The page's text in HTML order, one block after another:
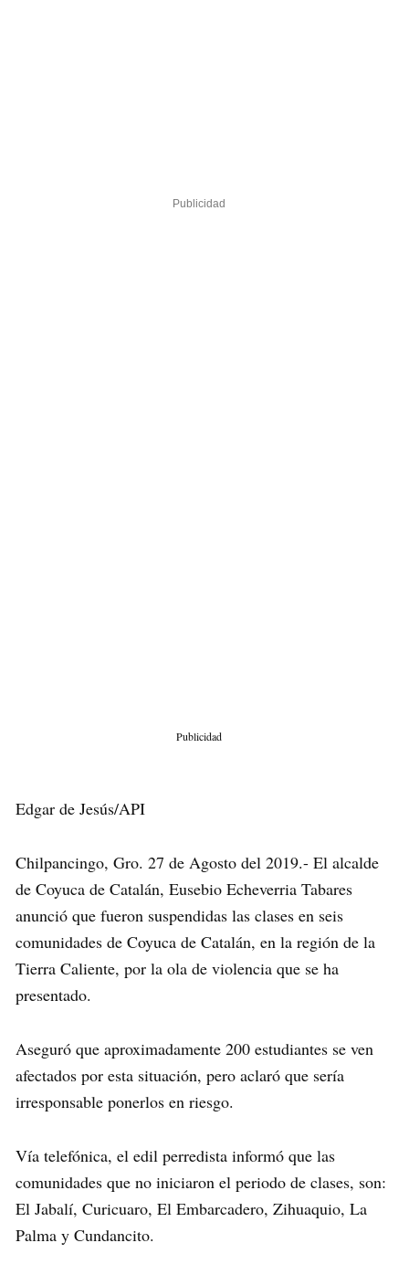
Publicidad
Publicidad
Edgar de Jesús/API
Chilpancingo, Gro. 27 de Agosto del 2019.- El alcalde
de Coyuca de Catalán, Eusebio Echeverria Tabares
anunció que fueron suspendidas las clases en seis
comunidades de Coyuca de Catalán, en la región de la
Tierra Caliente, por la ola de violencia que se ha
presentado.
Aseguró que aproximadamente 200 estudiantes se ven
afectados por esta situación, pero aclaró que sería
irresponsable ponerlos en riesgo.
Vía telefónica, el edil perredista informó que las
comunidades que no iniciaron el periodo de clases, son:
El Jabalí, Curicuaro, El Embarcadero, Zihuaquio, La
Palma y Cundancito.